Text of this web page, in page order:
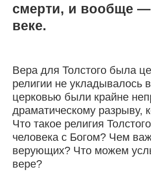
смерти, и вообще —
веке.
Вера для Толстого была
религии не укладывалось
церковью были крайне
драматическому разрыву,
Что такое религия
человека с Богом? Чем
верующих? Что можем
вере?